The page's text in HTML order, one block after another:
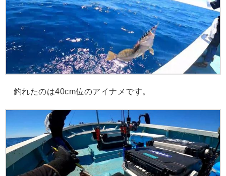
釣れたのは40cm位のアイナメです。